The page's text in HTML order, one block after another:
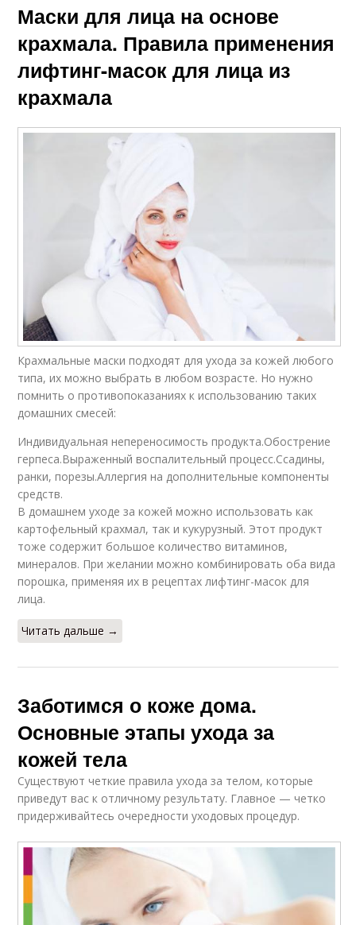
Маски для лица на основе
крахмала. Правила применения
лифтинг-масок для лица из
крахмала
Крахмальные маски подходят для ухода за кожей любого
типа, их можно выбрать в любом возрасте. Но нужно
помнить о противопоказаниях к использованию таких
домашних смесей:
Индивидуальная непереносимость продукта.Обострение
герпеса.Выраженный воспалительный процесс.Ссадины,
ранки, порезы.Аллергия на дополнительные компоненты
средств.
В домашнем уходе за кожей можно использовать как
картофельный крахмал, так и кукурузный. Этот продукт
тоже содержит большое количество витаминов,
минералов. При желании можно комбинировать оба вида
порошка, применяя их в рецептах лифтинг-масок для
лица.
Читать дальше →
Заботимся о коже дома.
Основные этапы ухода за
кожей тела
Существуют четкие правила ухода за телом, которые
приведут вас к отличному результату. Главное — четко
придерживайтесь очередности уходовых процедур.